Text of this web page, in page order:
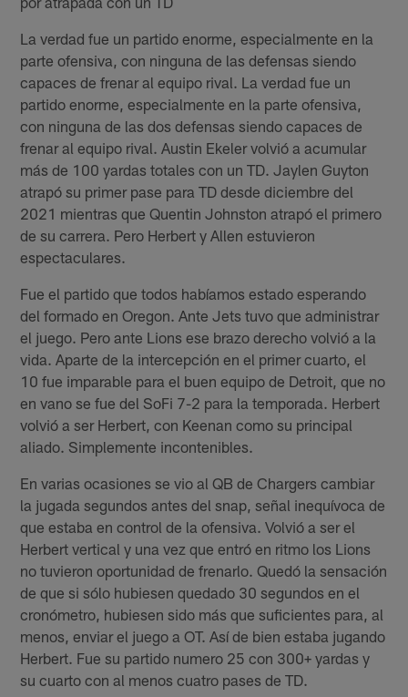
La verdad fue un partido enorme, especialmente en la
parte ofensiva, con ninguna de las defensas siendo
capaces de frenar al equipo rival. La verdad fue un
partido enorme, especialmente en la parte ofensiva,
con ninguna de las dos defensas siendo capaces de
frenar al equipo rival. Austin Ekeler volvió a acumular
más de 100 yardas totales con un TD. Jaylen Guyton
atrapó su primer pase para TD desde diciembre del
2021 mientras que Quentin Johnston atrapó el primero
de su carrera. Pero Herbert y Allen estuvieron
espectaculares.
Fue el partido que todos habíamos estado esperando
del formado en Oregon. Ante Jets tuvo que administrar
el juego. Pero ante Lions ese brazo derecho volvió a la
vida. Aparte de la intercepción en el primer cuarto, el
10 fue imparable para el buen equipo de Detroit, que no
en vano se fue del SoFi 7-2 para la temporada. Herbert
volvió a ser Herbert, con Keenan como su principal
aliado. Simplemente incontenibles.
En varias ocasiones se vio al QB de Chargers cambiar
la jugada segundos antes del snap, señal inequívoca de
que estaba en control de la ofensiva. Volvió a ser el
Herbert vertical y una vez que entró en ritmo los Lions
no tuvieron oportunidad de frenarlo. Quedó la sensación
de que si sólo hubiesen quedado 30 segundos en el
cronómetro, hubiesen sido más que suficientes para, al
menos, enviar el juego a OT. Así de bien estaba jugando
Herbert. Fue su partido numero 25 con 300+ yardas y
su cuarto con al menos cuatro pases de TD.